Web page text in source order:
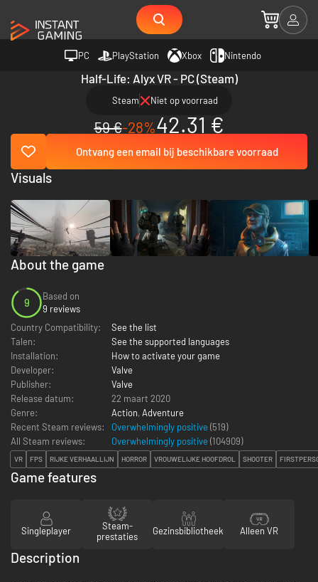
PC PlayStation Xbox Nintendo
Half-Life: Alyx VR - PC (Steam)
Steam Niet op voorraad
59 €-28%42.31 €
Ontvang een email bij beschikbare voorraad
About the game
9
Based on
9 reviews
Country Compatibility:
See the list
Talen:
See the supported languages
Installation:
How to activate your game
Developer:
Valve
Publisher:
Valve
Release datum:
22 maart 2020
Genre:
Action, Adventure
Recent Steam reviews:
Overwhelmingly positive (519)
All Steam reviews:
Overwhelmingly positive (104909)
VR FPS RIJKE VERHAALLIJN HORROR VROUWELIJKE HOOFDROL SHOOTER
Visuals
Game features
Singleplayer
Steam-
prestaties
Gezinsbibliotheek Alleen VR
Description